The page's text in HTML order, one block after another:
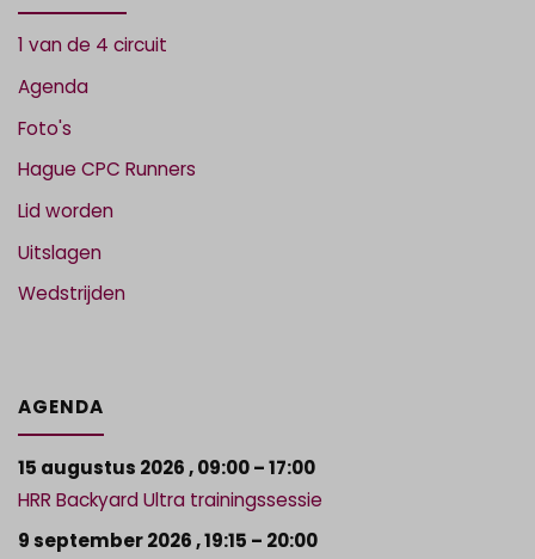
1 van de 4 circuit
Agenda
Foto's
Hague CPC Runners
Lid worden
Uitslagen
Wedstrijden
AGENDA
15 augustus 2026,09:00– 17:00
HRR Backyard Ultra trainingssessie
9 september 2026,19:15 – 20:00